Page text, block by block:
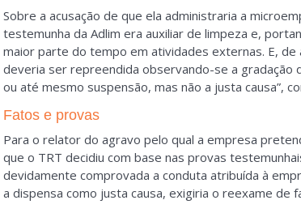
Sobre a acusação de que ela administraria a
testemunha da Adlim era auxiliar de limpeza e,
maior parte do tempo em atividades externas. E,
deveria ser repreendida observando-se a gradação
ou até mesmo suspensão, mas não a justa causa”,
Fatos e provas
Para o relator do agravo pelo qual a empresa
que o TRT decidiu com base nas provas
devidamente comprovada a conduta atribuída à
a dispensa como justa causa, exigiria o reexame de